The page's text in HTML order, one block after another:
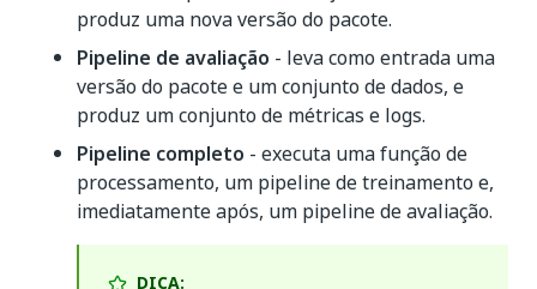
produz uma nova versão do pacote.
Pipeline de avaliação - leva como entrada uma
versão do pacote e um conjunto de dados, e
produz um conjunto de métricas e logs.
Pipeline completo - executa uma função de
processamento, um pipeline de treinamento e,
imediatamente após, um pipeline de avaliação.
DICA: